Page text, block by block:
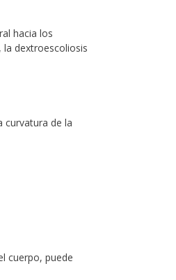
hacia los
la dextroescoliosis
curvatura de la
cuerpo, puede